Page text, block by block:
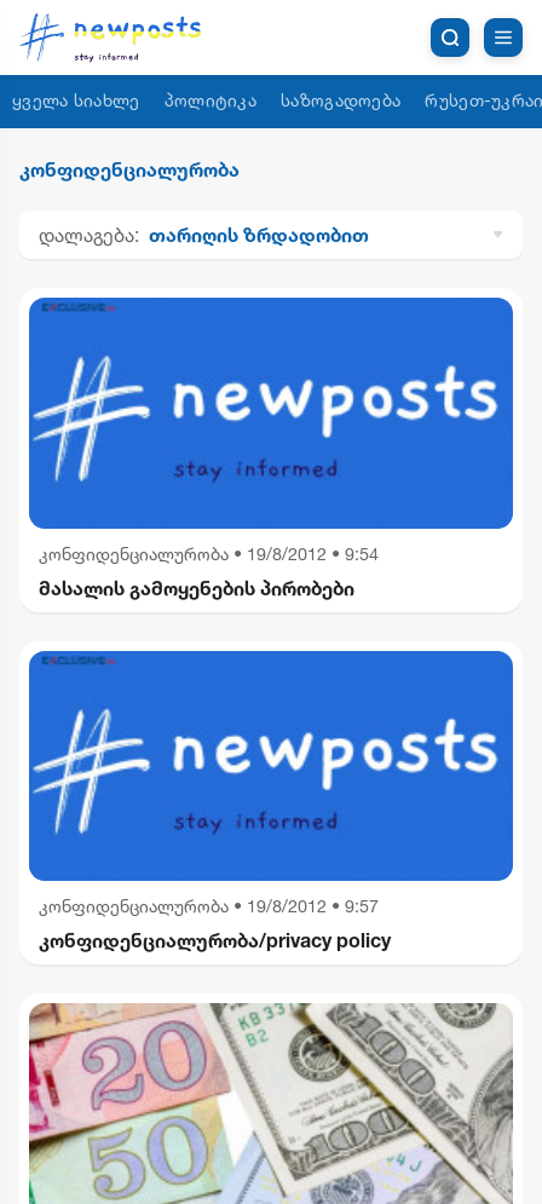
ყველა სიახლე პოლიტიკა საზოგადოება რუსეთ-
კონფიდენციალურობა
დალაგება: თარიღის ზრდადობით
კონფიდენციალურობა • 19/8/2012 • 9:54
მასალის გამოყენების პირობები
კონფიდენციალურობა • 19/8/2012 • 9:57
კონფიდენციალურობა/privacy policy